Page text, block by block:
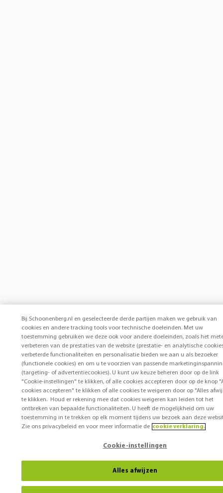
Bij Schoonenberg.nl en geselecteerde derde partijen maken we gebruik van
cookies en andere tracking tools voor technische doeleinden. Met uw
toestemming gebruiken we deze ook voor andere doeleinden, zoals het
verbeteren van de prestaties van de website (prestatie- en analytische
verbeterde functionaliteiten en personalisatie bieden we aan u als bezoeker
(functionele cookies) en om u te voorzien van passende
(targeting- of advertentiecookies). U kunt uw keuze beheren door op de link
"Cookie-instellingen" te klikken, of alle cookies accepteren door op de knop
cookies accepteren" te klikken of alle cookies te weigeren door op "Alles
te klikken. Houd er rekening mee dat cookies weigeren kan leiden tot het
ontbreken van bepaalde functionaliteiten. U heeft de mogelijkheid om uw
toestemming in te trekken op elk moment tijdens uw bezoek aan deze
Zie ons privacybeleid en voor meer informatie de cookie verklaring.
Cookie-instellingen
Alles afwijzen